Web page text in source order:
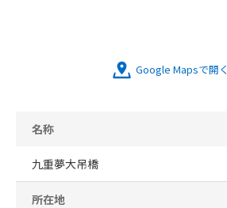
Google Mapsで開く
名称
九重夢大吊橋
所在地